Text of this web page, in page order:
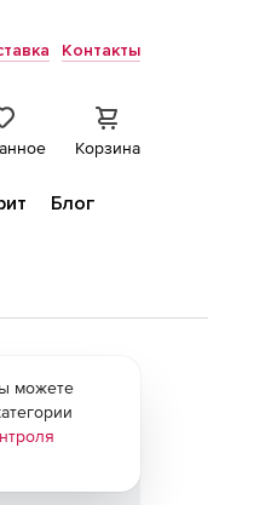
Контакты
Корзина
Блог
можете